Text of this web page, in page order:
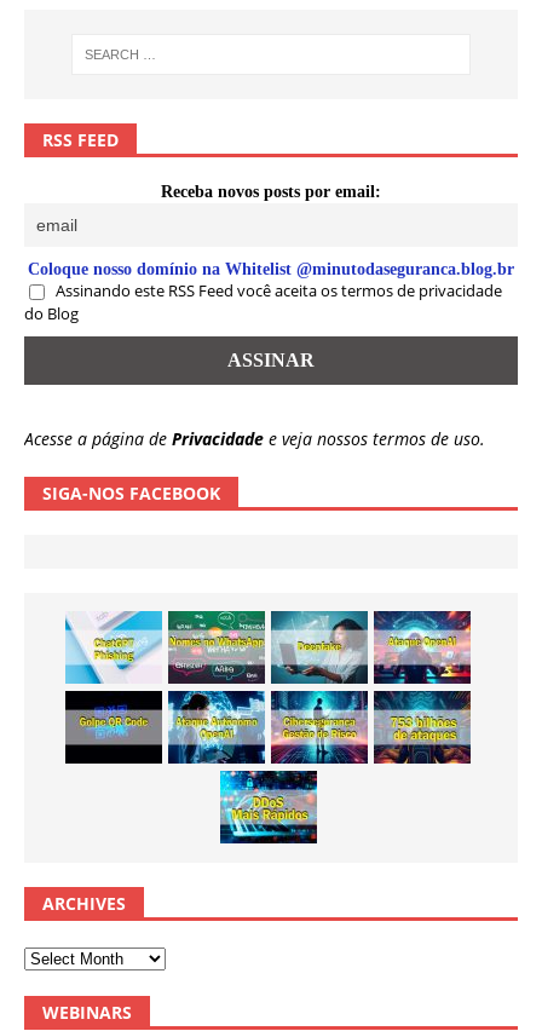
RSS FEED
Receba novos posts por email:
Coloque nosso domínio na Whitelist @minutodaseguranca.blog.br
Assinando este RSS Feed você aceita os termos de privacidade
do Blog
Acesse a página de Privacidade e veja nossos termos de uso.
SIGA-NOS FACEBOOK
ARCHIVES
WEBINARS